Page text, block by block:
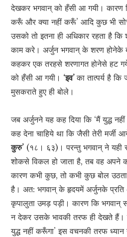
देखकर भगवान् को हँसी आ गयी। कारण
करूँ और क्या नहीं करूँ’ आदि कुछ भी
उसको तो इतना ही अधिकार रहता है
काम करे। अर्जुन भगवान् के शरण होनेके
कहकर एक तरहसे शरणागत होनेसे हट
को हँसी आ गयी। ‘इव’ का तात्पर्य है
मुसकराते हुए ही बोले।
जब अर्जुनने यह कह दिया कि ‘मैं युद्ध
कह देना चाहिये था कि जैसी तेरी
कुरु’ (१८। ६३)। परन्तु भगवान् ने यही
शोकसे विकल हो जाता है, तब वह अपने
कारण कभी कुछ, तो कभी कुछ बोल उठता
है। अत: भगवान् के हृदयमें अर्जुनके
कृपालुता उमड़ पड़ी। कारण कि भगवान्
न देकर उसके भावकी तरफ ही देखते हैं।
युद्ध नहीं करूँगा’ इस वचनकी तरफ